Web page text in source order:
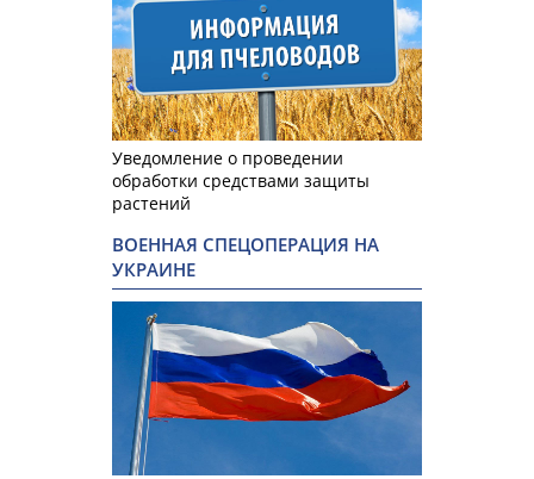
Уведомление о проведении
обработки средствами защиты
растений
ВОЕННАЯ СПЕЦОПЕРАЦИЯ НА
УКРАИНЕ